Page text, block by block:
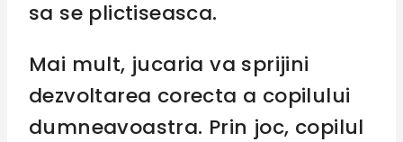
sa se plictiseasca.
Mai mult, jucaria va sprijini
dezvoltarea corecta a copilului
dumneavoastra. Prin joc, copilul